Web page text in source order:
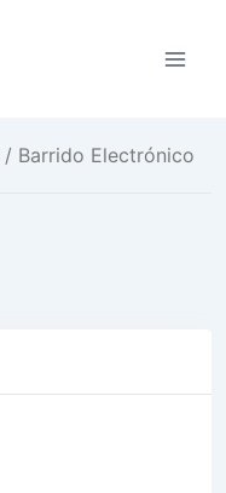
/ Barrido Electrónico